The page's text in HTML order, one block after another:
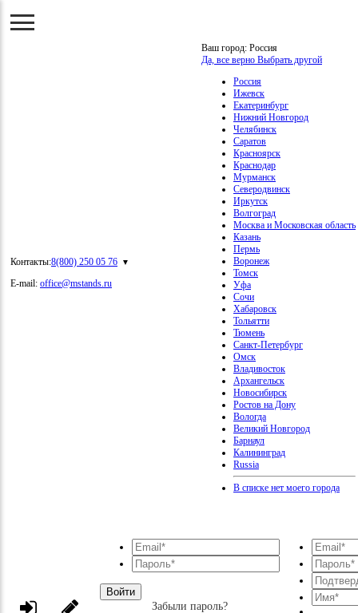
Контакты:8(800) 250 05 76
E-mail: office@mstands.ru
Ваш город: Россия
Да, все верно Выбрать другой
Россия
Ижевск
Екатеринбург
Нижний Новгород
Челябинск
Саратов
Красноярск
Краснодар
Мурманск
Северодвинск
Иркутск
Волгоград
Москва и Московская область
Казань
Пермь
Воронеж
Томск
Уфа
Сочи
Хабаровск
Тольятти
Тюмень
Санкт-Петербург
Омск
Владивосток
Архангельск
Новосибирск
Ростов на Дону
Вологда
Великий Новгород
Барнаул
Калининград
Russia
В списке нет моего города
Войти
Забыли пароль?